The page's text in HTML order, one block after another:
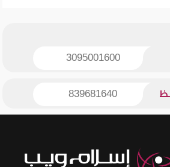
3095001600
839681640